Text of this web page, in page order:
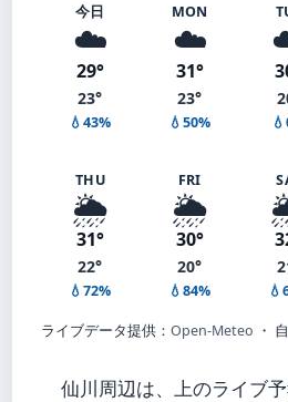
今日
☁️
29°
23°
💧43%
MON
☁️
31°
23°
💧50%
THU
🌦️
31°
22°
💧72%
FRI
🌦️
30°
20°
💧84%
ライブデータ提供： Open-Meteo ・
仙川周辺は、上のライブ予